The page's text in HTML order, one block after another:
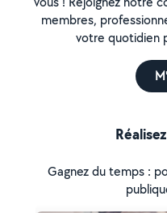
membres,
votre quotidien
Gagnez du temps :